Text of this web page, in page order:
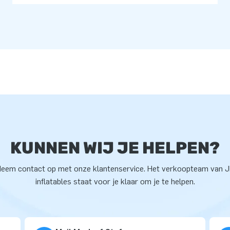
KUNNEN WIJ JE HELPEN?
contact op met onze klantenservice. Het verkoopteam van
inflatables staat voor je klaar om je te helpen.